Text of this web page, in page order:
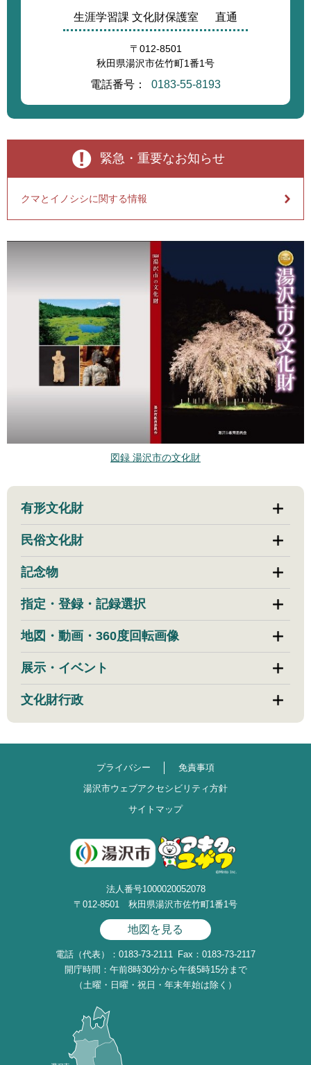
生涯学習課 文化財保護室 直通
〒012-8501
秋田県湯沢市佐竹町1番1号
電話番号： 0183-55-8193
緊急・重要なお知らせ
クマとイノシシに関する情報
図録 湯沢市の文化財
有形文化財
民俗文化財
記念物
指定・登録・記録選択
地図・動画・360度回転画像
展示・イベント
文化財行政
プライバシー
免責事項
湯沢市ウェブアクセシビリティ方針
サイトマップ
法人番号1000020052078
〒012-8501 秋田県湯沢市佐竹町1番1号
地図を見る
電話（代表）：0183-73-2111
Fax：0183-73-2117
開庁時間：午前8時30分から午後5時15分まで
（土曜・日曜・祝日・年末年始は除く）